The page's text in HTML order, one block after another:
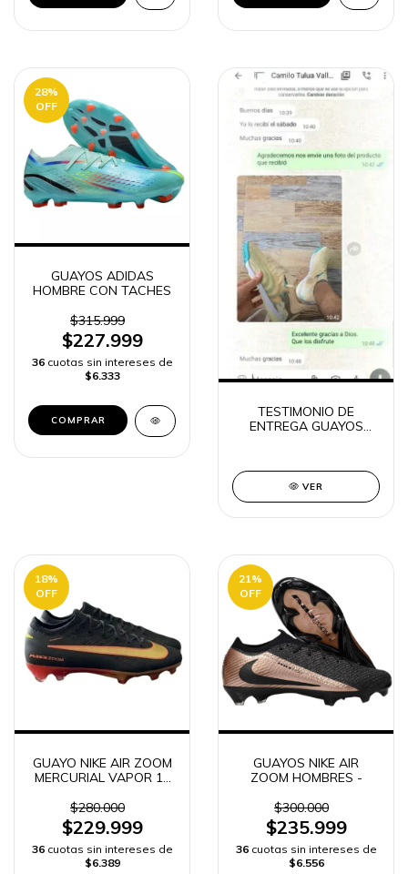
28%
OFF
GUAYOS ADIDAS
HOMBRE CON TACHES
$315.999
$227.999
36 cuotas sin intereses de
$6.333
COMPRAR
TESTIMONIO DE
ENTREGA GUAYOS
SINTÉTICA
VER
18%
OFF
GUAYO NIKE AIR ZOOM
MERCURIAL VAPOR 16
RÁPIDO
$280.000
$229.999
36 cuotas sin intereses de
$6.389
21%
OFF
GUAYOS NIKE AIR
ZOOM HOMBRES -
$300.000
$235.999
36 cuotas sin intereses de
$6.556